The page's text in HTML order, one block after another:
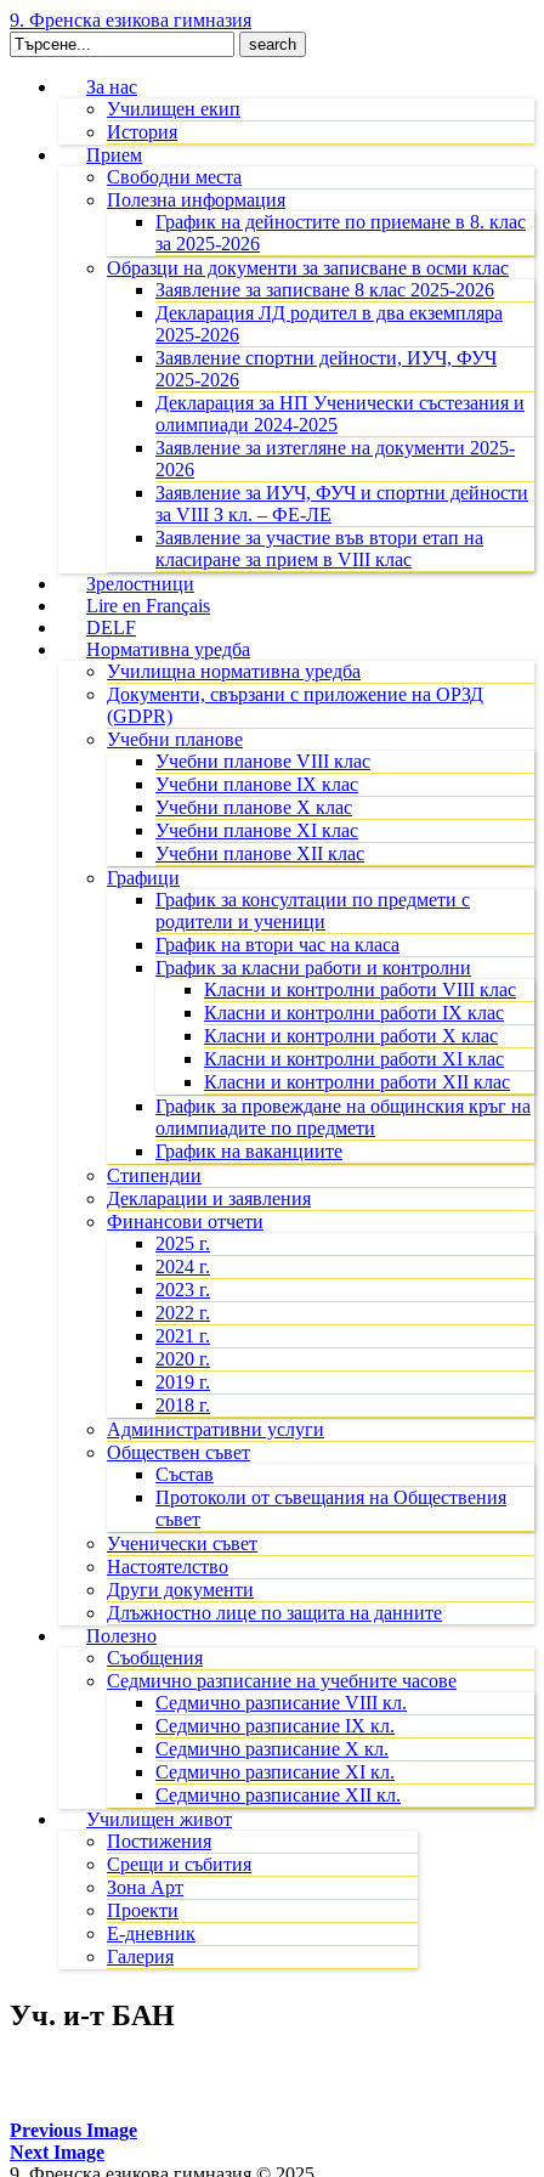
9. Френска езикова гимназия
Search
for:
За нас
Училищен екип
История
Прием
Свободни места
Полезна информация
График на дейностите по приемане в 8. клас
за 2025-2026
Образци на документи за записване в осми клас
Заявление за записване 8 клас 2025-2026
Декларация ЛД родител в два екземпляра
2025-2026
Заявление спортни дейности, ИУЧ, ФУЧ
2025-2026
Декларация за НП Ученически състезания и
олимпиади 2024-2025
Заявление за изтегляне на документи 2025-
2026
Заявление за ИУЧ, ФУЧ и спортни дейности
за VIII З кл. – ФЕ-ЛЕ
Заявление за участие във втори етап на
класиране за прием в VIII клас
Зрелостници
Lire en Français
DELF
Нормативна уредба
Училищна нормативна уредба
Документи, свързани с приложение на ОРЗД
(GDPR)
Учебни планове
Учебни планове VIII клас
Учебни планове IX клас
Учебни планове X клас
Учебни планове XI клас
Учебни планове XII клас
Графици
График за консултации по предмети с
родители и ученици
График на втори час на класа
График за класни работи и контролни
Класни и контролни работи VIII клас
Класни и контролни работи IX клас
Класни и контролни работи X клас
Класни и контролни работи XI клас
Класни и контролни работи XII клас
График за провеждане на общинския кръг на
олимпиадите по предмети
График на ваканциите
Стипендии
Декларации и заявления
Финансови отчети
2025 г.
2024 г.
2023 г.
2022 г.
2021 г.
2020 г.
2019 г.
2018 г.
Административни услуги
Обществен съвет
Състав
Протоколи от съвещания на Обществения
съвет
Ученически съвет
Настоятелство
Други документи
Длъжностно лице по защита на данните
Полезно
Съобщения
Седмично разписание на учебните часове
Седмично разписание VIII кл.
Седмично разписание IX кл.
Седмично разписание X кл.
Седмично разписание XI кл.
Седмично разписание XII кл.
Училищен живот
Постижения
Срещи и събития
Зона Арт
Проекти
Е-дневник
Галерия
Уч. и-т БАН
Previous Image
Next Image